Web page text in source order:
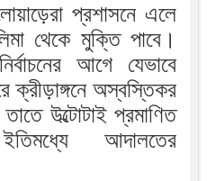
প্রশাসনে এলে
থেকে মুক্তি পাবে।
আগে যেভাবে
ক্রীড়াঙ্গনে অস্বস্তিকর
উল্টোটাই প্রমাণিত
আদালতের